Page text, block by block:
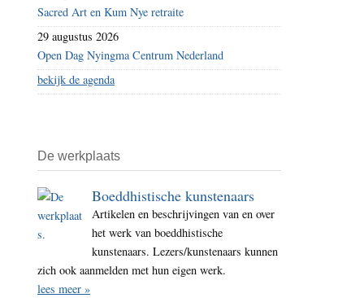
Sacred Art en Kum Nye retraite
29 augustus 2026
Open Dag Nyingma Centrum Nederland
bekijk de agenda
De werkplaats
Boeddhistische kunstenaars
Artikelen en beschrijvingen van en over
het werk van boeddhistische
kunstenaars. Lezers/kunstenaars kunnen
zich ook aanmelden met hun eigen werk.
lees meer »